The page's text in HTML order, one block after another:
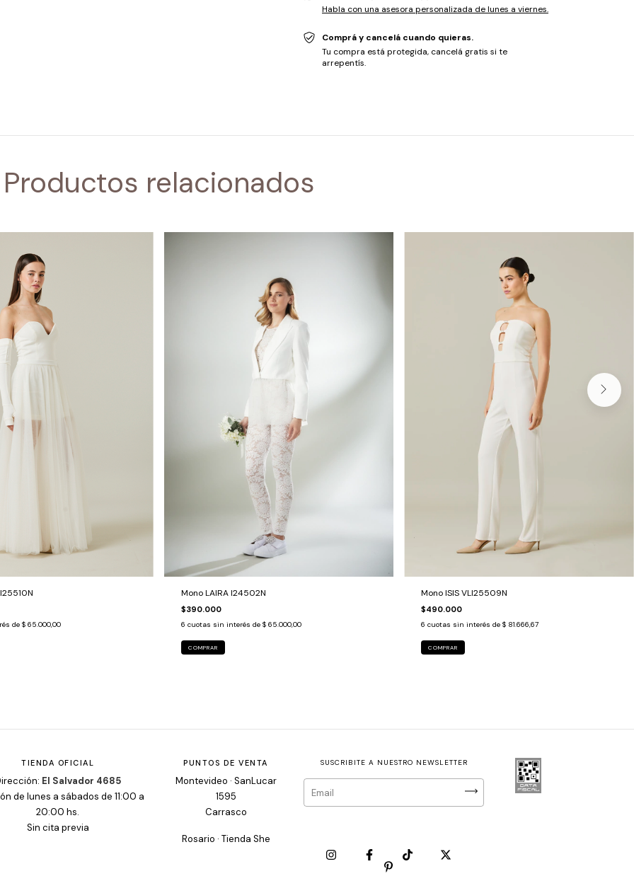
Habla con una asesora personalizada de lunes a viernes.
Comprá y cancelá cuando quieras.
Tu compra está protegida, cancelá gratis si te
arrepentís.
Productos relacionados
de $ 65.000,00
Mono LAIRA I24502N
$390.000
6 cuotas sin interés de $ 65.000,00
COMPRAR
Mono ISIS VLI25509N
$490.000
6 cuotas sin interés de$ 81.666,67
COMPRAR
TIENDA OFICIAL
El Salvador 4685
de lunes a sábados de 11:00 a
20:00 hs.
Sin cita previa
PUNTOS DE VENTA
Montevideo · SanLucar
1595
Carrasco
Rosario · Tienda She
SUSCRIBITE A NUESTRO NEWSLETTER